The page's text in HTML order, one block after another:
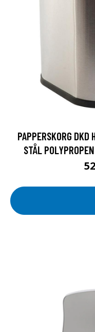
PAPPERSKORG DKD
STÅL